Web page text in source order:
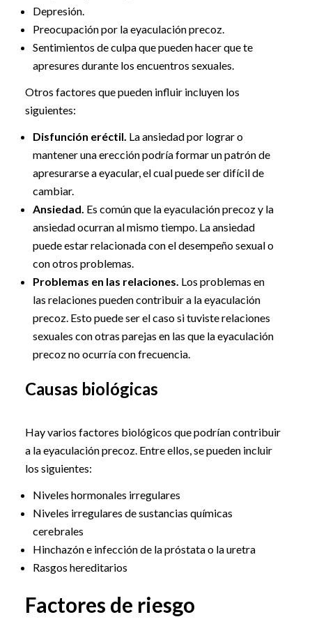
Depresión.
Preocupación por la eyaculación precoz.
Sentimientos de culpa que pueden hacer que te
apresures durante los encuentros sexuales.
Otros factores que pueden influir incluyen los
siguientes:
Disfunción eréctil. La ansiedad por lograr o
mantener una erección podría formar un patrón de
apresurarse a eyacular, el cual puede ser difícil de
cambiar.
Ansiedad. Es común que la eyaculación precoz y la
ansiedad ocurran al mismo tiempo. La ansiedad
puede estar relacionada con el desempeño sexual o
con otros problemas.
Problemas en las relaciones. Los problemas en
las relaciones pueden contribuir a la eyaculación
precoz. Esto puede ser el caso si tuviste relaciones
sexuales con otras parejas en las que la eyaculación
precoz no ocurría con frecuencia.
Causas biológicas
Hay varios factores biológicos que podrían contribuir
a la eyaculación precoz. Entre ellos, se pueden incluir
los siguientes:
Niveles hormonales irregulares
Niveles irregulares de sustancias químicas
cerebrales
Hinchazón e infección de la próstata o la uretra
Rasgos hereditarios
Factores de riesgo